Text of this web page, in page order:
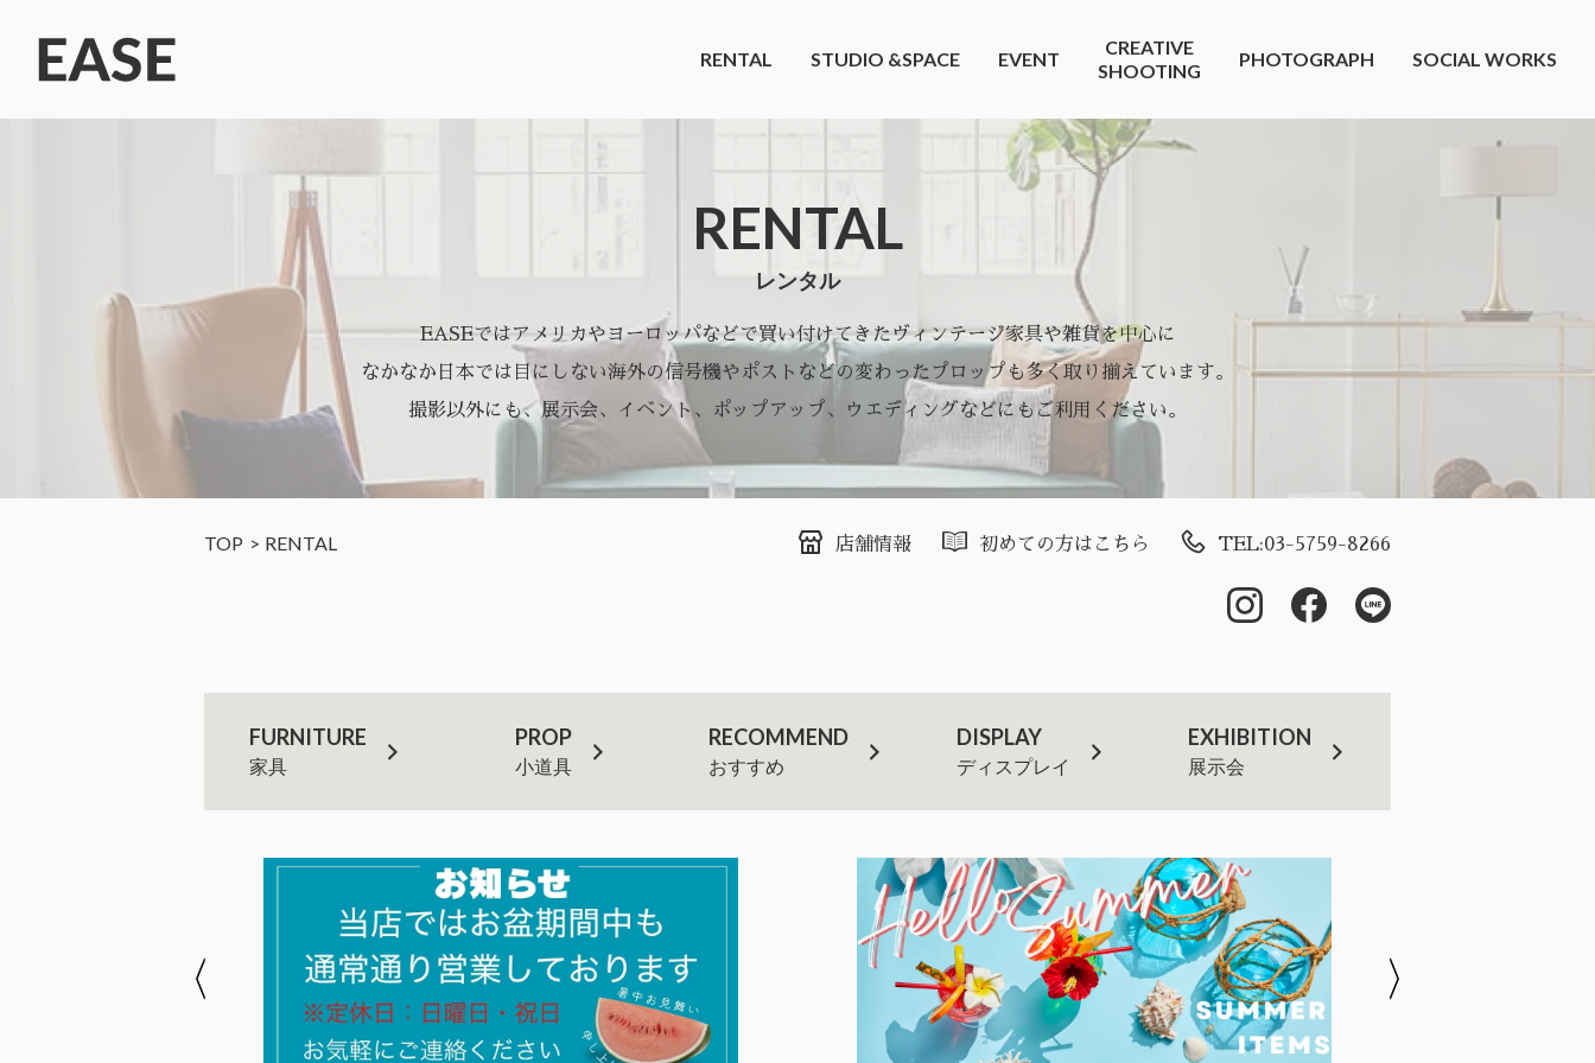
RENTAL STUDIO &SPACE EVENT
CREATIVE
SHOOTING
PHOTOGRAPH SOCIAL WORKS
RENTAL
レンタル
EASEではアメリカやヨーロッパなどで買い付けてきたヴィンテージ家具や雑貨を中心に
なかなか日本では目にしない海外の信号機やポストなどの変わったプロップも多く取り揃えています。
撮影以外にも、展示会、イベント、ポップアップ、ウエディングなどにもご利用ください。
TOP RENTAL 店舗情報 初めての方はこちら TEL:03-5759-8266
FURNITURE
家具
PROP
小道具
RECOMMEND
おすすめ
DISPLAY
ディスプレイ
EXHIBITION
展示会